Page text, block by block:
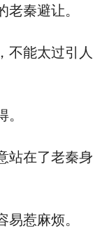
秦避让。
能太过引人
在了老秦身
惹麻烦。